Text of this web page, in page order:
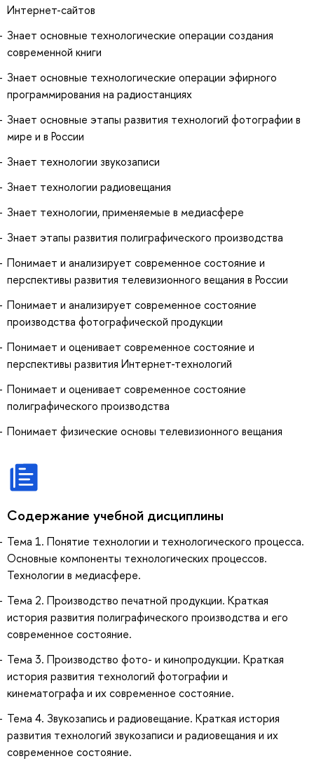
Интернет-сайтов
Знает основные технологические операции создания
современной книги
Знает основные технологические операции эфирного
программирования на радиостанциях
Знает основные этапы развития технологий фотографии в
мире и в России
Знает технологии звукозаписи
Знает технологии радиовещания
Знает технологии, применяемые в медиасфере
Знает этапы развития полиграфического производства
Понимает и анализирует современное состояние и
перспективы развития телевизионного вещания в России
Понимает и анализирует современное состояние
производства фотографической продукции
Понимает и оценивает современное состояние и
перспективы развития Интернет-технологий
Понимает и оценивает современное состояние
полиграфического производства
Понимает физические основы телевизионного вещания
Содержание учебной дисциплины
Тема 1. Понятие технологии и технологического процесса.
Основные компоненты технологических процессов.
Технологии в медиасфере.
Тема 2. Производство печатной продукции. Краткая
история развития полиграфического производства и его
современное состояние.
Тема 3. Производство фото- и кинопродукции. Краткая
история развития технологий фотографии и
кинематографа и их современное состояние.
Тема 4. Звукозапись и радиовещание. Краткая история
развития технологий звукозаписи и радиовещания и их
современное состояние.